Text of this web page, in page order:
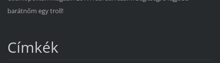
barátnőm egy troll!
Címkék